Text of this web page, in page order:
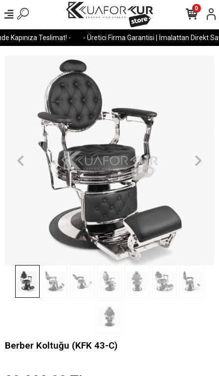
Kapınıza Teslimat! - - Üretici Firma Garantisi | İmalattan Direkt
0
Berber Koltuğu (KFK 43-C)